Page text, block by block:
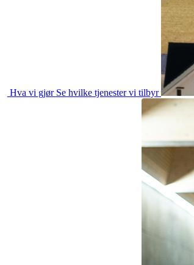
Hva vi gjør Se hvilke tjenester vi tilbyr